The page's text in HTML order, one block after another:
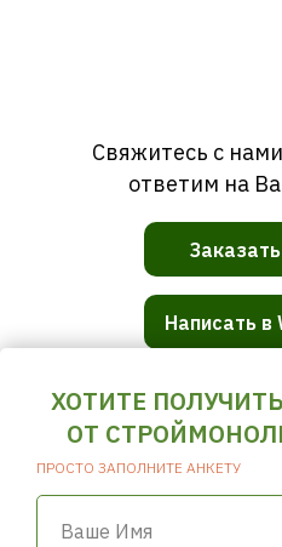
Свяжитесь с
ответим на
Написать в
СТРОЙМОНОЛИТ
ПРОЕКТЫ ДОМОВ
ХОТИТЕ
ОТ
ПРОСТО ЗАПОЛНИТЕ АНКЕТУ
Ваше Имя